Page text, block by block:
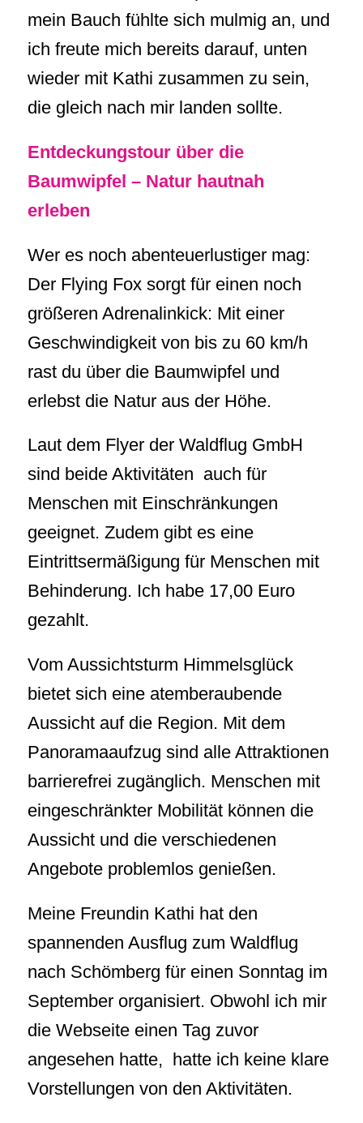
mein Bauch fühlte sich mulmig an, und
ich freute mich bereits darauf, unten
wieder mit Kathi zusammen zu sein,
die gleich nach mir landen sollte.
Entdeckungstour über die
Baumwipfel – Natur hautnah
erleben
Wer es noch abenteuerlustiger mag:
Der Flying Fox sorgt für einen noch
größeren Adrenalinkick: Mit einer
Geschwindigkeit von bis zu 60 km/h
rast du über die Baumwipfel und
erlebst die Natur aus der Höhe.
Laut dem Flyer der Waldflug GmbH
sind beide Aktivitäten auch für
Menschen mit Einschränkungen
geeignet. Zudem gibt es eine
Eintrittsermäßigung für Menschen mit
Behinderung. Ich habe 17,00 Euro
gezahlt.
Vom Aussichtsturm Himmelsglück
bietet sich eine atemberaubende
Aussicht auf die Region. Mit dem
Panoramaaufzug sind alle Attraktionen
barrierefrei zugänglich. Menschen mit
eingeschränkter Mobilität können die
Aussicht und die verschiedenen
Angebote problemlos genießen.
Meine Freundin Kathi hat den
spannenden Ausflug zum Waldflug
nach Schömberg für einen Sonntag im
September organisiert. Obwohl ich mir
die Webseite einen Tag zuvor
angesehen hatte, hatte ich keine klare
Vorstellungen von den Aktivitäten.